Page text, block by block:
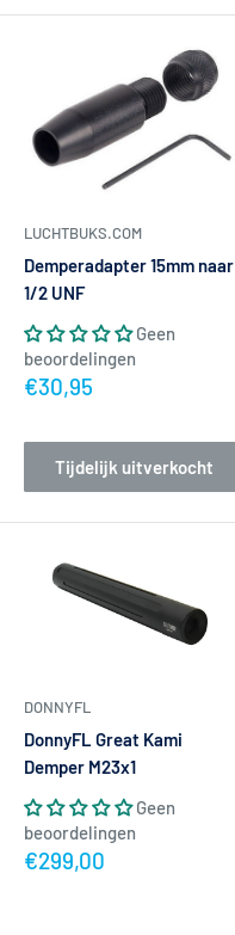
LUCHTBUKS.COM
Demperadapter 15mm naar
1/2 UNF
Geen
beoordelingen
Actieprijs
€30,95
Tijdelijk uitverkocht
DONNYFL
DonnyFL Great Kami
Demper M23x1
Geen
beoordelingen
Actieprijs
€299,00